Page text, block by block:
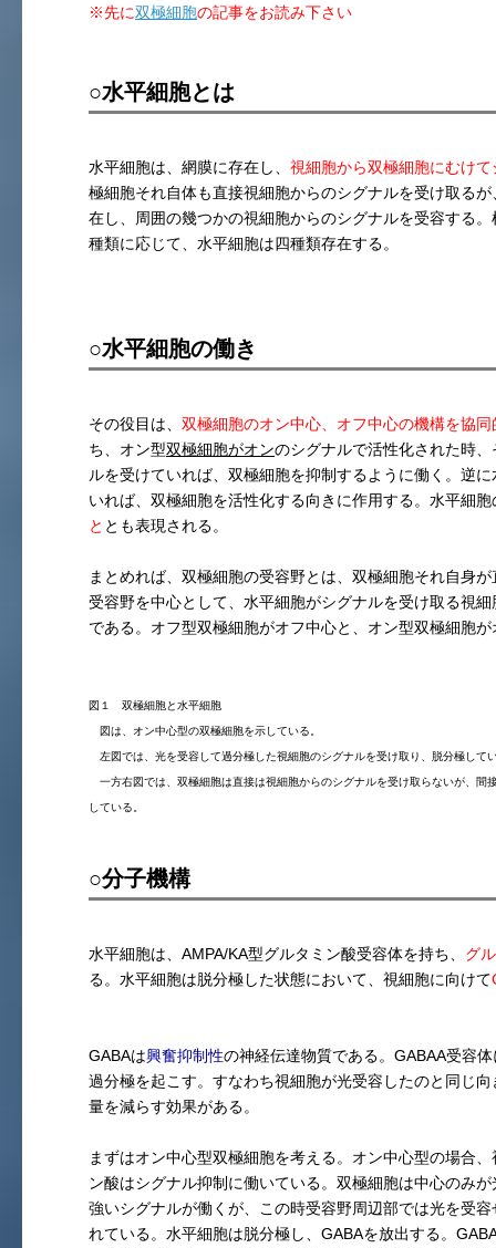
※先に双極細胞の記事をお読み下さい
○水平細胞とは
水平細胞は、網膜に存在し、 視細胞から双極細胞にむけ
極細胞それ自体も直接視細胞からのシグナルを受け取る
在し、周囲の幾つかの視細胞からのシグナルを受容する
種類に応じて、水平細胞は四種類存在する。
○水平細胞の働き
その役目は、 双極細胞のオン中心、オフ中心の機構を協
ち、オン型双極細胞がオンのシグナルで活性化された時
ルを受けていれば、双極細胞を抑制するように働く。逆
いれば、双極細胞を活性化する向きに作用する。水平細
と とも表現される。
まとめれば、双極細胞の受容野とは、双極細胞それ自身
受容野を中心として、水平細胞がシグナルを受け取る視
である。オフ型双極細胞がオフ中心と、オン型双極細胞
図１ 双極細胞と水平細胞
図は、オン中心型の双極細胞を示している。
左図では、光を受容して過分極した視細胞のシグナルを受け取り、脱分極して
一方右図では、双極細胞は直接は視細胞からのシグナルを受け取らないが、間
している。
○分子機構
水平細胞は、AMPA/KA型グルタミン酸受容体を持ち、 グ
る。水平細胞は脱分極した状態において、視細胞に向けて
GABAは興奮抑制性の神経伝達物質である。GABAA受容
過分極を起こす。すなわち視細胞が光受容したのと同じ
量を減らす効果がある。
まずはオン中心型双極細胞を考える。オン中心型の場合
ン酸はシグナル抑制に働いている。双極細胞は中心のみ
強いシグナルが働くが、この時受容野周辺部では光を受
れている。水平細胞は脱分極し、GABAを放出する。